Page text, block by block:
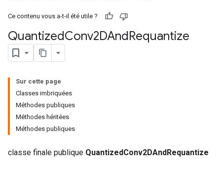
Ce contenu vous a-t-il été utile ?
QuantizedConv2DAndRequantize
Sur cette page
Classes imbriquées
Méthodes publiques
Méthodes héritées
Méthodes publiques
classe finale publique QuantizedConv2DAndRequantize